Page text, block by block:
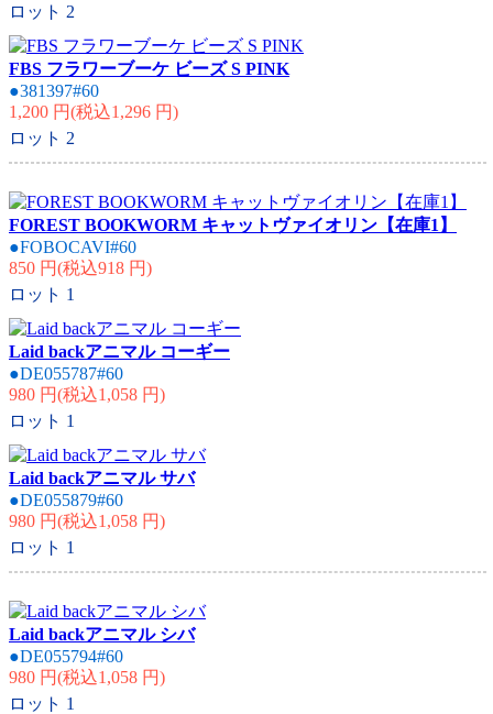
ロット 2
FBS フラワーブーケ ビーズ S PINK
●381397#60
1,200 円(税込1,296 円)
ロット 2
FOREST BOOKWORM キャットヴァイオリン【在庫1】
●FOBOCAVI#60
850 円(税込918 円)
ロット 1
Laid backアニマル コーギー
●DE055787#60
980 円(税込1,058 円)
ロット 1
Laid backアニマル サバ
●DE055879#60
980 円(税込1,058 円)
ロット 1
Laid backアニマル シバ
●DE055794#60
980 円(税込1,058 円)
ロット 1